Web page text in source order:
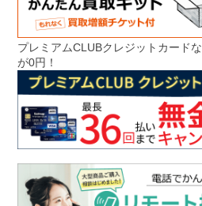
プレミアムCLUBクレジットカード
が0円！